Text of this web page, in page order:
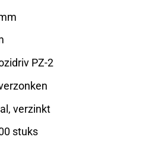
PZ-2
verzinkt
stuks